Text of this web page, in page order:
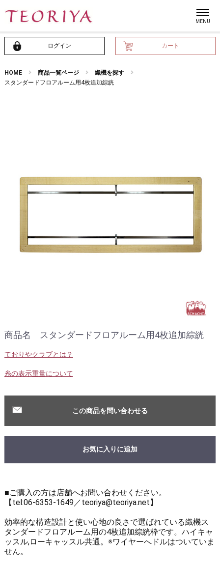
ログイン カート
HOME 商品一覧ページ
織機を探す
スタンダードフロアルーム用4枚追加綜絖
商品名 スタンダードフロアルーム用4枚追加綜絖
ておりやクラブとは？
糸の表示重量について
この商品を問い合わせる
お気に入りに追加
■ご購入の方は店舗へお問い合わせください。
【tel:06-6353-1649／teoriya@teoriya.net】
効率的な構造設計と使い心地の良さで選ばれている織機ス
タンダードフロアルーム用の4枚追加綜絖枠です。ハイキャ
ッスル,ローキャッスル共通。※ワイヤーへドルはついていま
せん。